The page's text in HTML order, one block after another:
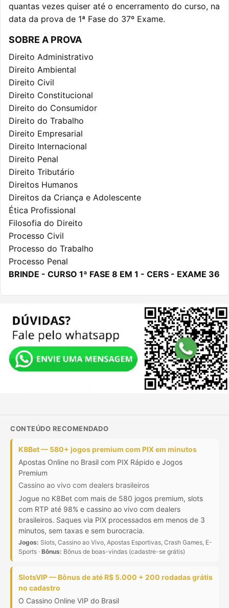
quantas vezes quiser até o encerramento do curso, na
data da prova de 1ª Fase do 37º Exame.
SOBRE A PROVA
Direito Administrativo
Direito Ambiental
Direito Civil
Direito Constitucional
Direito do Consumidor
Direito do Trabalho
Direito Empresarial
Direito Internacional
Direito Penal
Direito Tributário
Direitos Humanos
Direitos da Criança e Adolescente
Ética Profissional
Filosofia do Direito
Processo Civil
Processo do Trabalho
Processo Penal
BRINDE - CURSO 1ª FASE 8 EM 1 - CERS - EXAME 36
CONTEÚDO RECOMENDADO
K8Bet — 580+ jogos premium com PIX em minutos
Apostas Online no Brasil com PIX Rápido e Jogos
Premium
Cassino ao vivo com dealers brasileiros
Jogue no K8Bet com mais de 580 jogos premium, slots
com RTP até 98% e cassino ao vivo com dealers
brasileiros. Saques via PIX processados em menos de 3
minutos, sem taxas e sem burocracia.
Jogos: Slots, Cassino ao Vivo, Apostas Esportivas, Crash Games, E-
Sports · Bônus: Bônus de boas-vindas (cadastre-se grátis)
SlotsVIP — Bônus de até R$ 5.000 + 200 rodadas grátis
no cadastro
O Cassino Online VIP do Brasil